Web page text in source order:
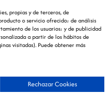
Privacidad y Cookies /
de Datos
propias y de terceros, de
o servicio ofrecido; de análisis
de los usuarios; y de publicidad
a partir de los hábitos de
visitadas). Puede obtener más
Rechazar Cookies